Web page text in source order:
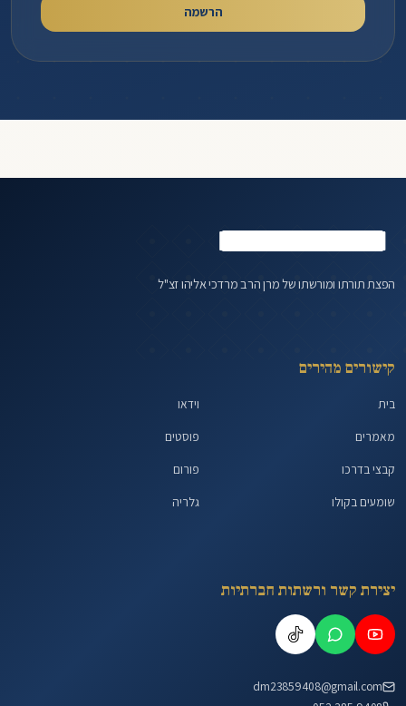
הרשמה
הפצת תורתו ומורשתו של מרן הרב מרדכי אליהו זצ"ל
קישורים מהירים
בית
וידאו
מאמרים
פוסטים
קבצי בדרכו
פורום
שומעים בקולו
גלריה
יצירת קשר ורשתות חברתיות
dm23859408@gmail.com